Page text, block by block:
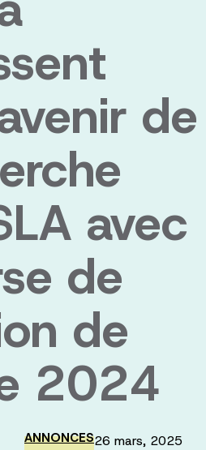
de
avec
de
de
2024
ANNONCES26 mars, 2025